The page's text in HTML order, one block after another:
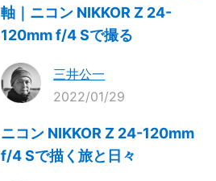
軸｜ニコン NIKKOR Z 24-
120mm f/4 Sで撮る
三井公一
2022/01/29
ニコン NIKKOR Z 24-120mm
f/4 Sで描く旅と日々